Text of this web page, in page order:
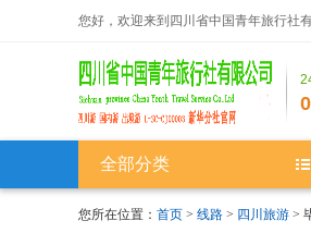
您好，欢迎来到四川省中国青年旅行社
全部分类
您所在位置： 首页 > 线路 > 四川旅游 >